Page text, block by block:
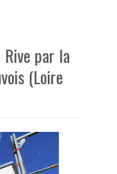
Rive par la
(Loire